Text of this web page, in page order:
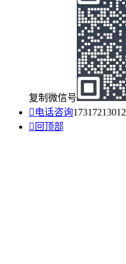
复制微信号
 电话咨询17317213012
 回顶部